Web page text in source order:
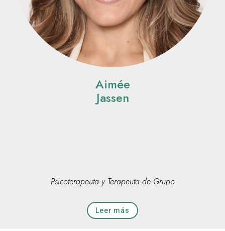
Aimée
Jassen
Psicoterapeuta y Terapeuta de Grupo
Leer más